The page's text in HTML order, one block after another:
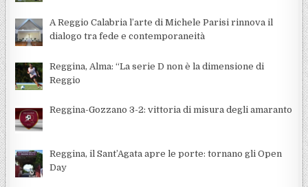
A Reggio Calabria l’arte di Michele Parisi rinnova il
dialogo tra fede e contemporaneità
Reggina, Alma: “La serie D non è la dimensione di
Reggio
Reggina-Gozzano 3-2: vittoria di misura degli amaranto
Reggina, il Sant’Agata apre le porte: tornano gli Open
Day